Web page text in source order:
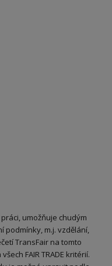
práci, umožňuje chudým
podmínky, m.j. vzdělání,
TransFair na tomto
FAIR TRADE kritérií.